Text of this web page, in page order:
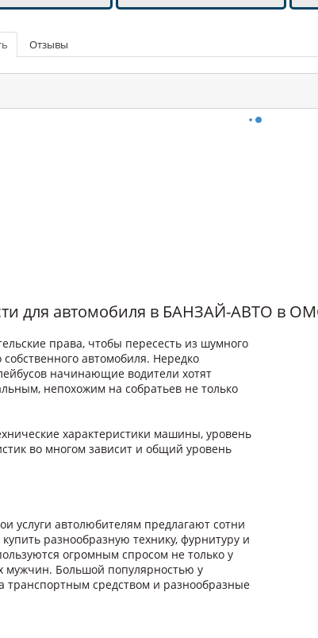
Отзывы
для автомобиля в БАНЗАЙ-АВТО в
права, чтобы пересесть из шумного
автомобиля. Нередко
начинающие водители хотят
непохожим на собратьев не только
характеристики машины, уровень
во многом зависит и общий уровень
услуги автолюбителям предлагают сотни
разнообразную технику, фурнитуру и
огромным спросом не только у
мужчин. Большой популярностью у
транспортным средством и разнообразные